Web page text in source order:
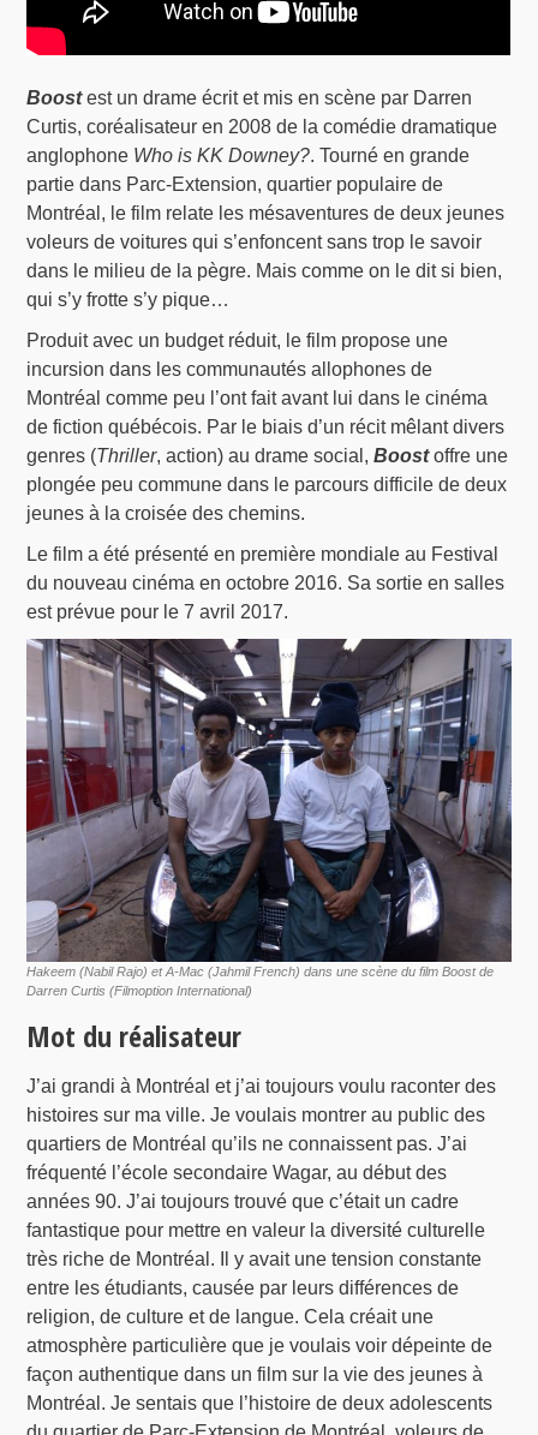
Boostest un drame écrit et mis en scène par Darren
Curtis, coréalisateur en 2008 de la comédie dramatique
anglophone Who is KK Downey?. Tourné en grande
partie dans Parc-Extension, quartier populaire de
Montréal, le film relate les mésaventures de deux jeunes
voleurs de voitures qui s’enfoncent sans trop le savoir
dans le milieu de la pègre. Mais comme on le dit si bien,
qui s’y frotte s’y pique…
Produit avec un budget réduit, le film propose une
incursion dans les communautés allophones de
Montréal comme peu l’ont fait avant lui dans le cinéma
de fiction québécois. Par le biais d’un récit mêlant divers
genres (Thriller, action) au drame social,Boostoffre une
plongée peu commune dans le parcours difficile de deux
jeunes à la croisée des chemins.
Le film a été présenté en première mondiale au Festival
du nouveau cinéma en octobre 2016. Sa sortie en salles
est prévue pour le 7 avril 2017.
Hakeem (Nabil Rajo) et A-Mac (Jahmil French) dans une scène du filmBoostde
Darren Curtis (Filmoption International)
Mot du réalisateur
J’ai grandi à Montréal et j’ai toujours voulu raconter des
histoires sur ma ville. Je voulais montrer au public des
quartiers de Montréal qu’ils ne connaissent pas. J’ai
fréquenté l’école secondaire Wagar, au début des
années 90. J’ai toujours trouvé que c’était un cadre
fantastique pour mettre en valeur la diversité culturelle
très riche de Montréal. Il y avait une tension constante
entre les étudiants, causée par leurs différences de
religion, de culture et de langue. Cela créait une
atmosphère particulière que je voulais voir dépeinte de
façon authentique dans un film sur la vie des jeunes à
Montréal. Je sentais que l’histoire de deux adolescents